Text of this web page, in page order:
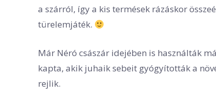
a szárról, így a kis termések rázáskor
türelemjáték.
Már Néró császár idejében is használták
kapta, akik juhaik sebeit gyógyították a
rejlik.